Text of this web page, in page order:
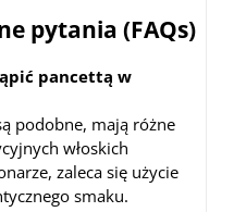
pytania (FAQs)
pancettą w
podobne, mają różne
włoskich
zaleca się użycie
smaku.